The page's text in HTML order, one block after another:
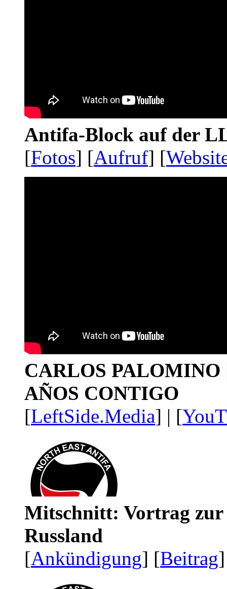
Antifa-Block auf der
[Fotos] [Aufruf] [
CARLOS PALOMINO
AÑOS CONTIGO
[LeftSide.Media] | [
Mitschnitt: Vortrag zur
Russland
[Ankündigung] [Beitrag